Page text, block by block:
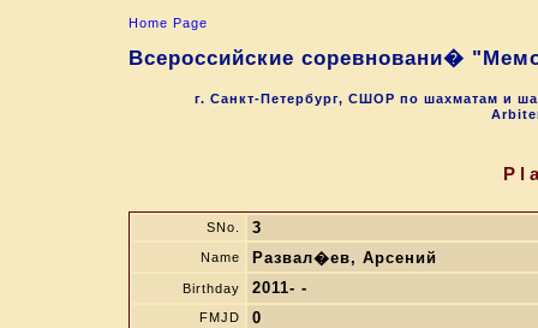
Home Page
Всероссийские соревновани�
г. Санкт-Петербург, СШОР по шахматам и
SNo. 3
Name Развал�ев, Арсений
Birthday 2011- -
FMJD 0